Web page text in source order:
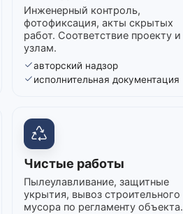
Инженерный контроль,
фотофиксация, акты скрытых
работ. Соответствие проекту и
узлам.
авторский надзор
исполнительная документация
Чистые работы
Пылеулавливание, защитные
укрытия, вывоз строительного
мусора по регламенту объекта.